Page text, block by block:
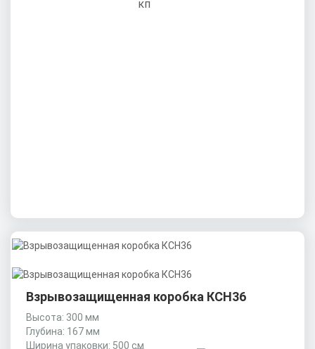
Взрывозащищенная коробка КСН36
Высота: 300 мм
Глубина: 167 мм
Ширина упаковки: 500 см